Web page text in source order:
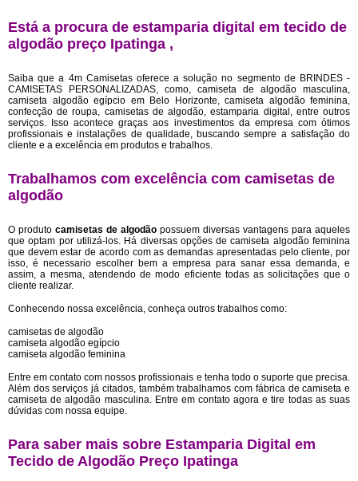
Está a procura de estamparia digital em tecido de
algodão preço Ipatinga ,
Saiba que a 4m Camisetas oferece a solução no segmento de BRINDES -
CAMISETAS PERSONALIZADAS, como, camiseta de algodão masculina,
camiseta algodão egípcio em Belo Horizonte, camiseta algodão feminina,
confecção de roupa, camisetas de algodão, estamparia digital, entre outros
serviços. Isso acontece graças aos investimentos da empresa com ótimos
profissionais e instalações de qualidade, buscando sempre a satisfação do
cliente e a excelência em produtos e trabalhos.
Trabalhamos com excelência com camisetas de
algodão
O produto camisetas de algodão possuem diversas vantagens para aqueles
que optam por utilizá-los. Há diversas opções de camiseta algodão feminina
que devem estar de acordo com as demandas apresentadas pelo cliente, por
isso, é necessario escolher bem a empresa para sanar essa demanda, e
assim, a mesma, atendendo de modo eficiente todas as solicitações que o
cliente realizar.
Conhecendo nossa excelência, conheça outros trabalhos como:
camisetas de algodão
camiseta algodão egípcio
camiseta algodão feminina
Entre em contato com nossos profissionais e tenha todo o suporte que precisa.
Além dos serviços já citados, também trabalhamos com fábrica de camiseta e
camiseta de algodão masculina. Entre em contato agora e tire todas as suas
dúvidas com nossa equipe.
Para saber mais sobre Estamparia Digital em
Tecido de Algodão Preço Ipatinga